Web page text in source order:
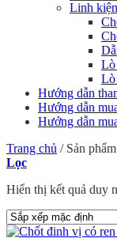
Linh
Hướng dẫn
Hướng dẫn
Hướng dẫn
Trang chủ /Sản
Lọc
Hiển thị kết quả duy